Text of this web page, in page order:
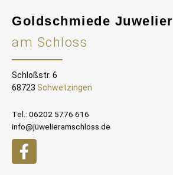
Goldschmiede Juwelier
am Schloss
Schloßstr. 6
68723 Schwetzingen
Tel.: 06202 5776 616
info@juwelieramschloss.de